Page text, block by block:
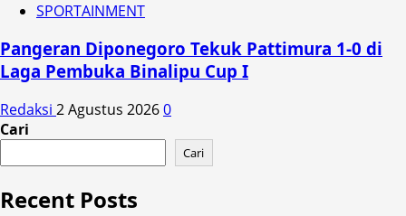
SPORTAINMENT
Pangeran Diponegoro Tekuk Pattimura 1-0 di
Laga Pembuka Binalipu Cup I
Redaksi 2 Agustus 20260
Cari
Cari
Recent Posts